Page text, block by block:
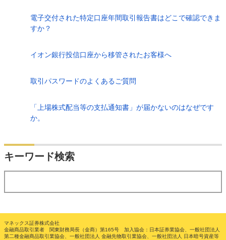
電子交付された特定口座年間取引報告書はどこで確認できま
すか？
イオン銀行投信口座から移管されたお客様へ
取引パスワードのよくあるご質問
「上場株式配当等の支払通知書」が届かないのはなぜです
か。
キーワード検索
マネックス証券株式会社
金融商品取引業者 関東財務局長（金商）第165号 加入協会：日本証券業協会、一般社団法人
第二種金融商品取引業協会、一般社団法人 金融先物取引業協会、一般社団法人 日本暗号資産等